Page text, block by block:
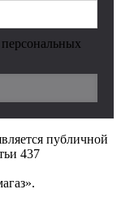
публичной
437